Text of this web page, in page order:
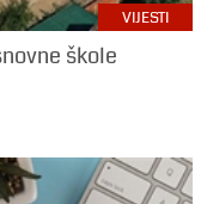
VIJESTI
škole